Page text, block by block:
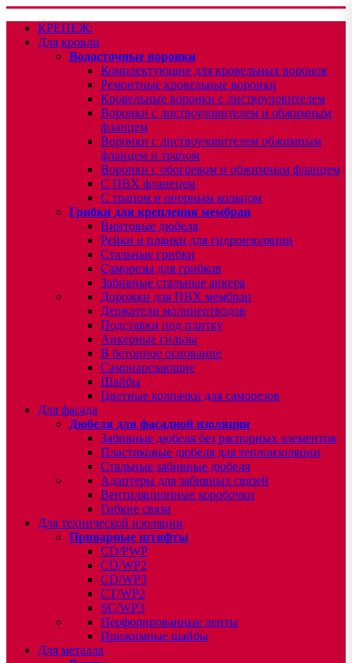
КРЕПЕЖ:
Для кровли
Водосточные воронки
Комплектующие для кровельных воронок
Ремонтные кровельные воронки
Кровельные воронки с листвоуловителем
Воронки с листвоуловителем и обжимным
фланцем
Воронки с листвоуловителем обжимным
фланцем и трапом
Воронки с обогревом и обжимным фланцем
С ПВХ фланецем
С трапом и опорным кольцом
Грибки для крепления мембран
Винтовые дюбеля
Рейки и планки для гидроизоляции
Стальные грибки
Саморезы для грибков
Забивные стальные анкера
Дорожки для ПВХ мембран
Держатели молниеотводов
Подставки под плитку
Анкерные гильзы
В бетонное основание
Самонарезающие
Шайбы
Цветные колпачки для саморезов
Для фасада
Дюбеля для фасадной изоляции
Забивные дюбеля без распорных элементов
Пластиковые дюбеля для теплоизоляции
Стальные забивные дюбеля
Адаптеры для забивных связей
Вентиляционные коробочки
Гибкие связи
Для технической изоляции
Приварные штифты
CD/PWP
CD/WP2
CD/WP3
CT/WP2
SC/WP3
Перфорированные ленты
Прижимные шайбы
Для металла